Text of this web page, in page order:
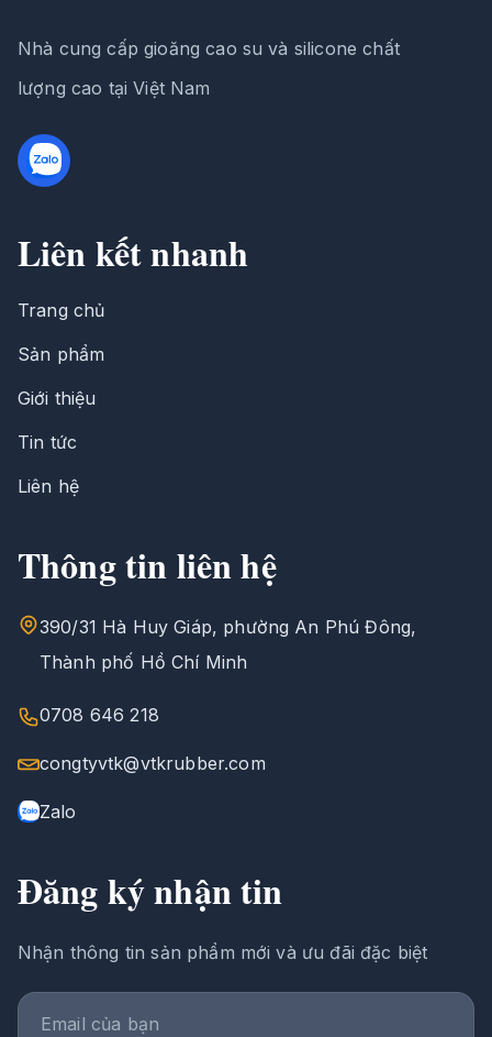
Nhà cung cấp gioăng cao su và silicone chất
lượng cao tại Việt Nam
Liên kết nhanh
Trang chủ
Sản phẩm
Giới thiệu
Tin tức
Liên hệ
Thông tin liên hệ
390/31 Hà Huy Giáp, phường An Phú Đông,
Thành phố Hồ Chí Minh
0708 646 218
congtyvtk@vtkrubber.com
Zalo
Đăng ký nhận tin
Nhận thông tin sản phẩm mới và ưu đãi đặc biệt